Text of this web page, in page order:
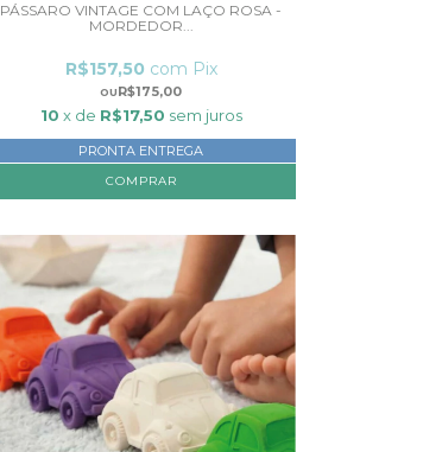
PÁSSARO VINTAGE COM LAÇO ROSA -
MORDEDOR...
R$175,00
R$157,50 com Pix
10 x de R$17,50 sem juros
PRONTA ENTREGA